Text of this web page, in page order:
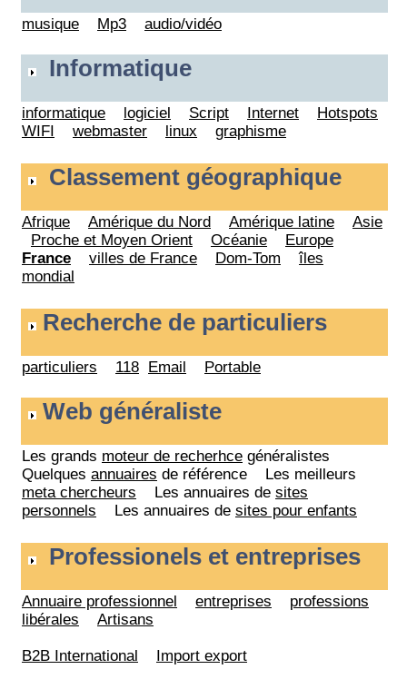
musique Mp3 audio/vidéo
Informatique
informatique logiciel Script Internet
Hotspots
WIFI
webmaster linux graphisme
Classement géographique
Afrique Amérique du Nord Amérique latine
Asie
Proche et Moyen Orient
Océanie
Europe
France
villes de France Dom-Tom
îles
mondial
Recherche de particuliers
particuliers 118 Email Portable
Web généraliste
Les grands moteur de recherhce généralistes
Quelques annuaires de référence Les meilleurs
meta chercheurs Les annuaires de sites
personnels Les annuaires de sites pour enfants
Professionels et entreprises
Annuaire professionnel entreprises
professions
libérales
Artisans
B2B International Import export